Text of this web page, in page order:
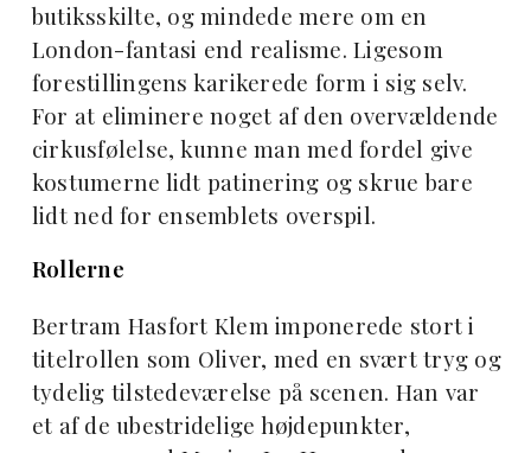
butiksskilte, og mindede mere om en
London-fantasi end realisme. Ligesom
forestillingens karikerede form i sig selv.
For at eliminere noget af den overvældende
cirkusfølelse, kunne man med fordel give
kostumerne lidt patinering og skrue bare
lidt ned for ensemblets overspil.
Rollerne
Bertram Hasfort Klem imponerede stort i
titelrollen som Oliver, med en svært tryg og
tydelig tilstedeværelse på scenen. Han var
et af de ubestridelige højdepunkter,